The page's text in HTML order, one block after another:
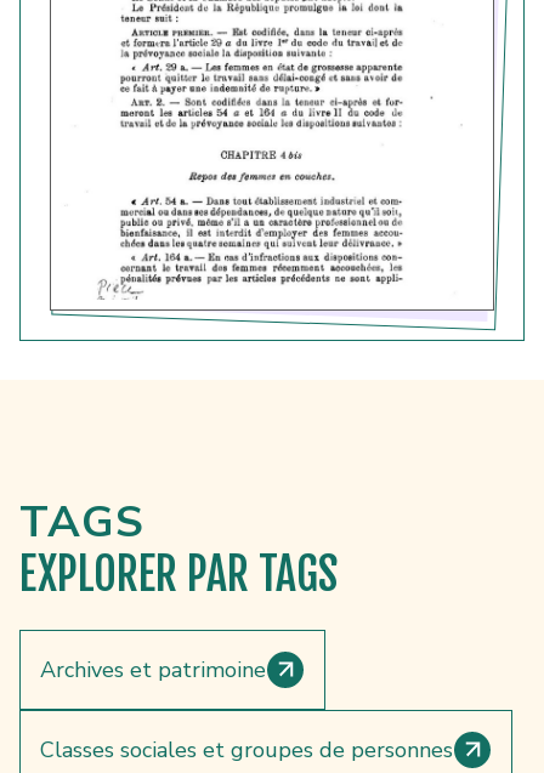
TAGS
EXPLORER PAR TAGS
Archives et patrimoine
Classes sociales et groupes de personnes